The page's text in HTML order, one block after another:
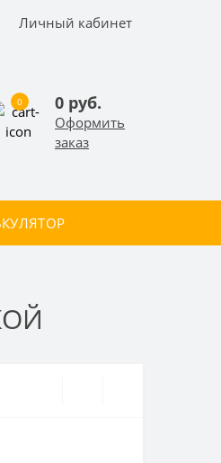
Личный кабинет
0 0 руб.
Оформить
заказ